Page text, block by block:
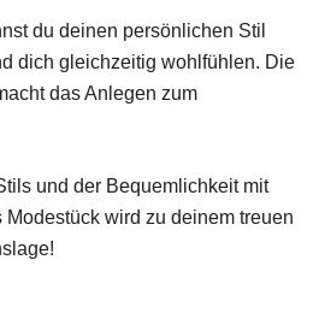
du deinen persönlichen Stil
dich gleichzeitig wohlfühlen. Die
das Anlegen zum
und der Bequemlichkeit mit
Modestück wird zu deinem treuen